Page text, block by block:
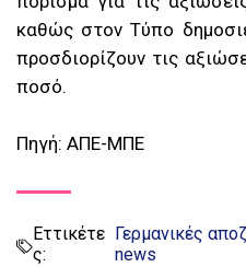
καθώς στον Τύπο
προσδιορίζουν τις
ποσό.
Πηγή: ΑΠΕ-ΜΠΕ
Εττικέτε
ς:
Γερμανικές
news